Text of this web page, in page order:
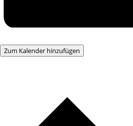
Zum Kalender hinzufügen